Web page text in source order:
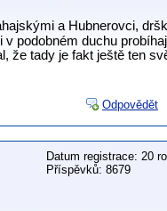
a Hubnerovci,
podobném duchu
že tady je fakt ještě ten
Odpovědět
Datum registrace: 20
Příspěvků: 8679